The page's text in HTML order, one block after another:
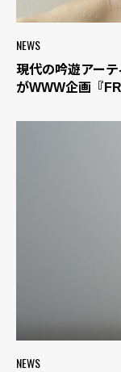
NEWS
現代の吟遊アー
がWWW企画『
NEWS